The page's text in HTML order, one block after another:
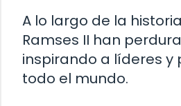
A lo largo de la
Ramses II han
inspirando a líderes y
todo el mundo.